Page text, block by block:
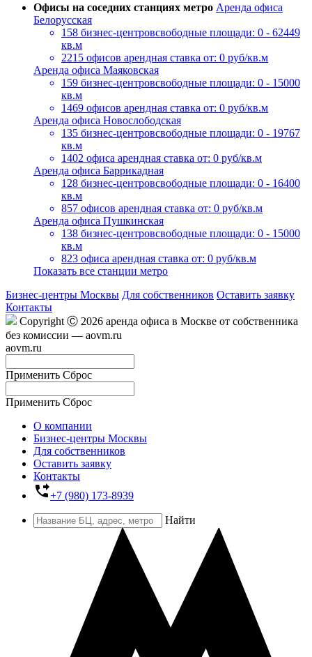
Офисы на соседних станциях метро Аренда офиса
Белорусская
158 бизнес-центровсвободные площади: 0 - 62449
кв.м
2215 офисов арендная ставка от: 0 руб/кв.м
Аренда офиса Маяковская
159 бизнес-центровсвободные площади: 0 - 15000
кв.м
1469 офисов арендная ставка от: 0 руб/кв.м
Аренда офиса Новослободская
135 бизнес-центровсвободные площади: 0 - 19767
кв.м
1402 офиса арендная ставка от: 0 руб/кв.м
Аренда офиса Баррикадная
128 бизнес-центровсвободные площади: 0 - 16400
кв.м
857 офисов арендная ставка от: 0 руб/кв.м
Аренда офиса Пушкинская
138 бизнес-центровсвободные площади: 0 - 15000
кв.м
823 офиса арендная ставка от: 0 руб/кв.м
Показать все станции метро
Бизнес-центры Москвы Для собственников Оставить заявку
Контакты
Copyright Ⓒ 2026 аренда офиса в Москве от собственника
без комиссии — aovm.ru
aovm.ru
Применить Сброс
Применить Сброс
О компании
Бизнес-центры Москвы
Для собственников
Оставить заявку
Контакты
phone_forwarded+7 (980) 173-8939
Найти